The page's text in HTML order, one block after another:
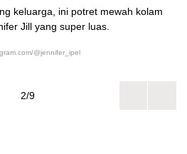
keluarga, ini potret mewah kolam
Jill yang super luas.
@jennifer_ipel
2/9